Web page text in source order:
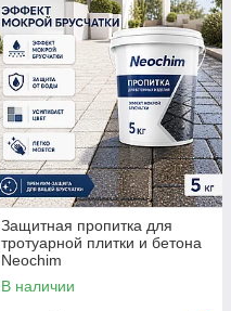
Защитная пропитка для
тротуарной плитки и бетона
Neochim
В наличии